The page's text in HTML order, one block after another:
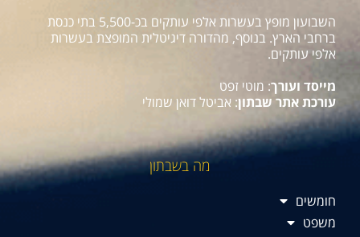
השבועון מופץ בעשרות אלפי עותקים בכ-5,500 בתי כנסת
ברחבי הארץ. בנוסף, מהדורה דיגיטלית המופצת בעשרות
אלפי עותקים.
מייסד ועורך: מוטי זפט
עורכת אתר שבתון: אביטל דואן שמולי
מה בשבתון
חומשים
משפט